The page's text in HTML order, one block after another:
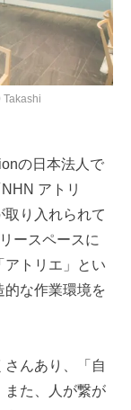
Takashi
の日本法人で
アトリ
り入れられて
ースペースに
アトリエ」とい
的な作業環境を
んあり、「自
また、人が繋が